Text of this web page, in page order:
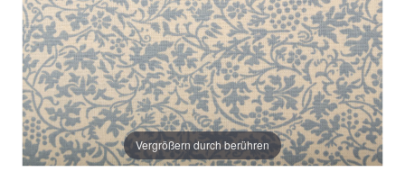
Vergrößern durch berühren